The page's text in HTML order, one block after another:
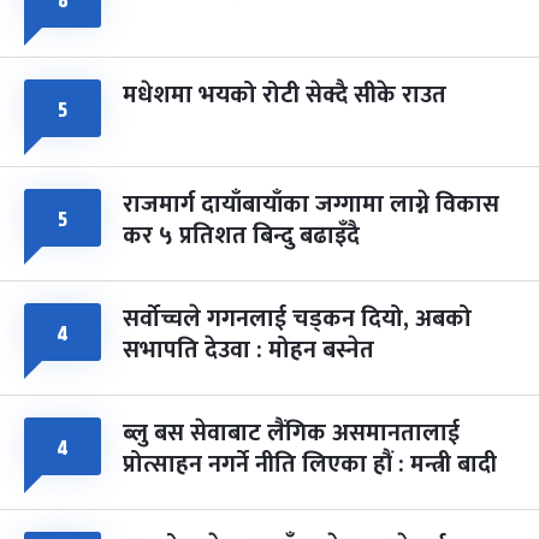
५ मधेशमा भयको रोटी सेक्दै सीके राउत
५ राजमार्ग दायाँबायाँका जग्गामा लाग्ने विकास
कर ५ प्रतिशत बिन्दु बढाइँदै
४ सर्वोच्चले गगनलाई चड्कन दियो, अबको
सभापति देउवा : मोहन बस्नेत
४ ब्लु बस सेवाबाट लैंगिक असमानतालाई
प्रोत्साहन नगर्ने नीति लिएका हौं : मन्त्री बादी